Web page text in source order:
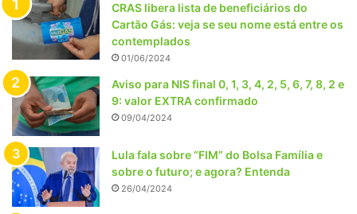
CRAS libera lista de beneficiários do
Cartão Gás: veja se seu nome está entre os
contemplados
01/06/2024
Aviso para NIS final 0, 1, 3, 4, 2, 5, 6, 7, 8, 2 e
9: valor EXTRA confirmado
09/04/2024
Lula fala sobre “FIM” do Bolsa Família e
sobre o futuro; e agora? Entenda
26/04/2024